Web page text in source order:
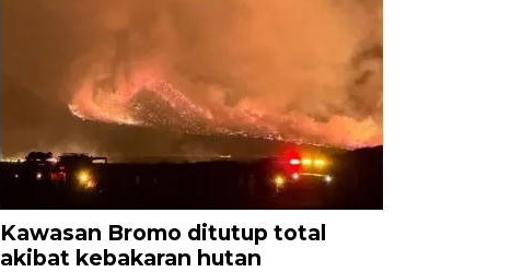
Kawasan Bromo ditutup total
akibat kebakaran hutan